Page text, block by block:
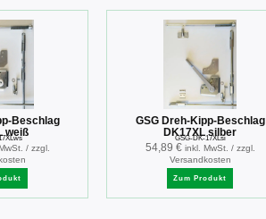
Beschlag
weiß
/ zzgl.
GSG Dreh-Kipp-Beschlag
DK17XL silber
GSG-DK-17XLsi
54,89 € inkl. MwSt. / zzgl.
Versandkosten
Zum Produkt